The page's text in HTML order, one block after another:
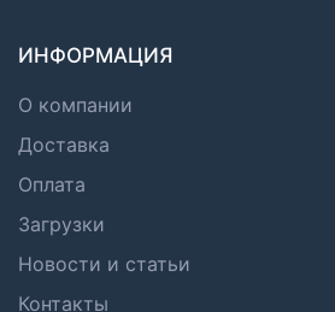
ИНФОРМАЦИЯ
О компании
Доставка
Оплата
Загрузки
Новости и статьи
Контакты